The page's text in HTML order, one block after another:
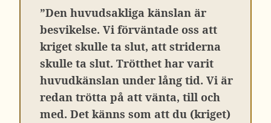
”Den huvudsakliga känslan är
besvikelse. Vi förväntade oss att
kriget skulle ta slut, att striderna
skulle ta slut. Trötthet har varit
huvudkänslan under lång tid. Vi är
redan trötta på att vänta, till och
med. Det känns som att du (kriget)